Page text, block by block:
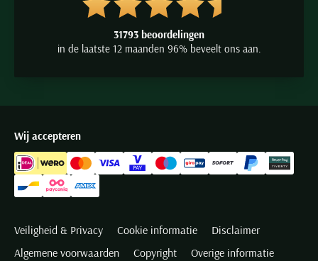
31793 beoordelingen
in de laatste 12 maanden 96% beveelt ons aan.
Wij accepteren
Veiligheid & Privacy Cookie informatie
Disclaimer
Algemene voorwaarden
Copyright Overige informatie